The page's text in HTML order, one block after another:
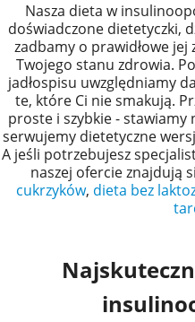
Nasza dieta w
doświadczone dietetyczki,
zadbamy o prawidłowe
Twojego stanu zdrowia.
jadłospisu uwzględniamy
te, które Ci nie smakują.
proste i szybkie -
serwujemy dietetyczne
A jeśli potrzebujesz
naszej ofercie znajdują
cukrzyków, dieta bez